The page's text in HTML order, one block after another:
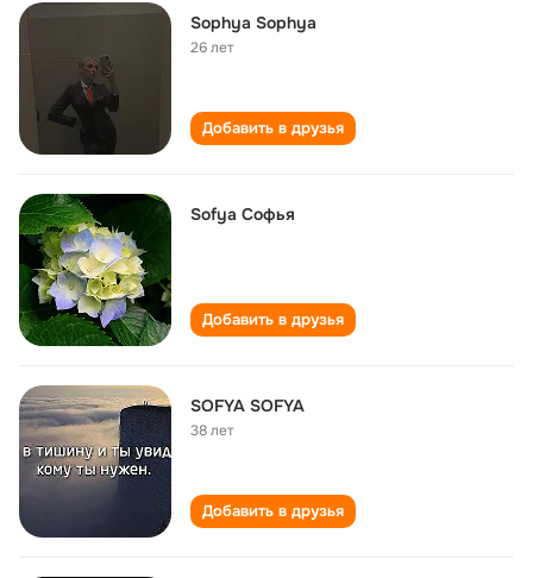
Sophya Sophya
26 лет
Добавить в друзья
Sofya Софья
Добавить в друзья
SOFYA SOFYA
38 лет
Добавить в друзья